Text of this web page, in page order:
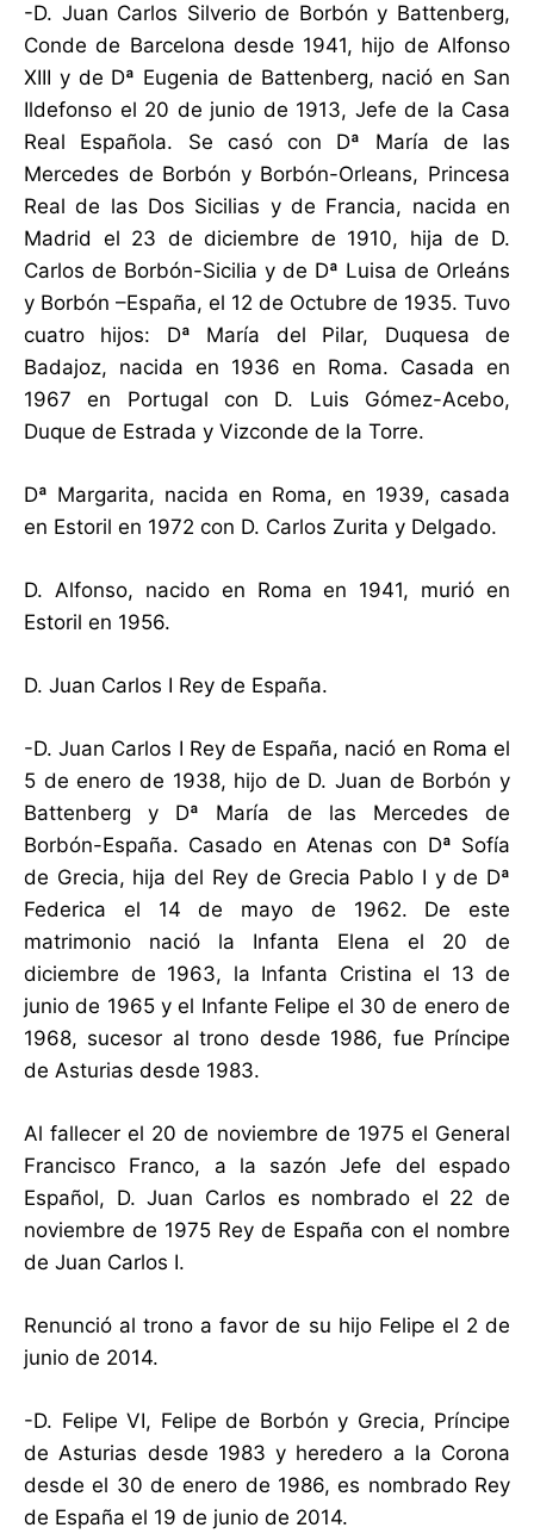
-D. Juan Carlos Silverio de Borbón y Battenberg,
Conde de Barcelona desde 1941, hijo de Alfonso
XIII y de Dª Eugenia de Battenberg, nació en San
Ildefonso el 20 de junio de 1913, Jefe de la Casa
Real Española. Se casó con Dª María de las
Mercedes de Borbón y Borbón-Orleans, Princesa
Real de las Dos Sicilias y de Francia, nacida en
Madrid el 23 de diciembre de 1910, hija de D.
Carlos de Borbón-Sicilia y de Dª Luisa de Orleáns
y Borbón –España, el 12 de Octubre de 1935. Tuvo
cuatro hijos: Dª María del Pilar, Duquesa de
Badajoz, nacida en 1936 en Roma. Casada en
1967 en Portugal con D. Luis Gómez-Acebo,
Duque de Estrada y Vizconde de la Torre.
Dª Margarita, nacida en Roma, en 1939, casada
en Estoril en 1972 con D. Carlos Zurita y Delgado.
D. Alfonso, nacido en Roma en 1941, murió en
Estoril en 1956.
D. Juan Carlos I Rey de España.
-D. Juan Carlos I Rey de España, nació en Roma el
5 de enero de 1938, hijo de D. Juan de Borbón y
Battenberg y Dª María de las Mercedes de
Borbón-España. Casado en Atenas con Dª Sofía
de Grecia, hija del Rey de Grecia Pablo I y de Dª
Federica el 14 de mayo de 1962. De este
matrimonio nació la Infanta Elena el 20 de
diciembre de 1963, la Infanta Cristina el 13 de
junio de 1965 y el Infante Felipe el 30 de enero de
1968, sucesor al trono desde 1986, fue Príncipe
de Asturias desde 1983.
Al fallecer el 20 de noviembre de 1975 el General
Francisco Franco, a la sazón Jefe del espado
Español, D. Juan Carlos es nombrado el 22 de
noviembre de 1975 Rey de España con el nombre
de Juan Carlos I.
Renunció al trono a favor de su hijo Felipe el 2 de
junio de 2014.
-D. Felipe VI, Felipe de Borbón y Grecia, Príncipe
de Asturias desde 1983 y heredero a la Corona
desde el 30 de enero de 1986, es nombrado Rey
de España el 19 de junio de 2014.